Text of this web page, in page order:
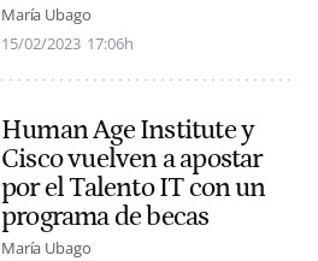
María Ubago
15/02/2023 17:06h
Human Age Institute y
Cisco vuelven a apostar
por el Talento IT con un
programa de becas
María Ubago